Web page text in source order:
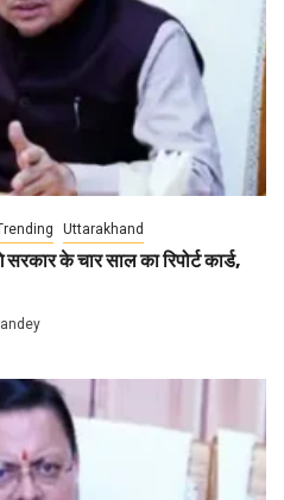
Uttarakhand
के चार साल का रिपोर्ट कार्ड,